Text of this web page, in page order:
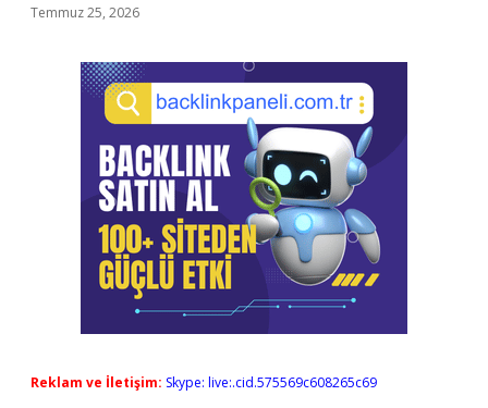
Temmuz 25, 2026
Reklam ve İletişim: Skype: live:.cid.575569c608265c69